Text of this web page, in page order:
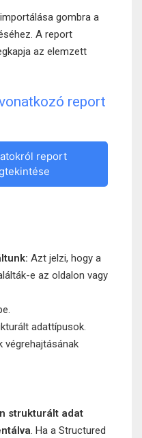
gombra a
A report
az elemzett
report
report
Azt jelzi, hogy a
e az oldalon vagy
adattípusok.
végrehajtásának
strukturált adat
. Ha a Structured